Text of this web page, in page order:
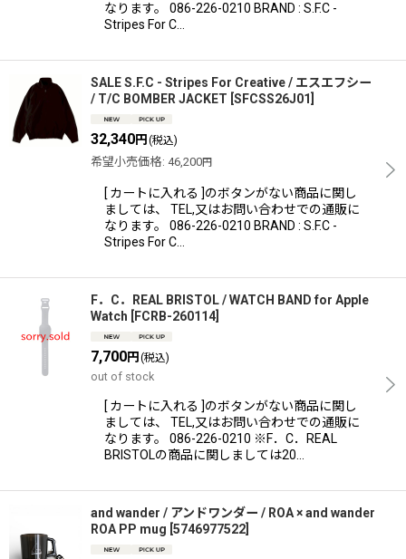
なります。 086-226-0210 BRAND : S.F.C -
Stripes For C…
SALE S.F.C - Stripes For Creative / エスエフシー
/ T/C BOMBER JACKET SFCSS26J01
32,340円 (税込)
希望小売価格: 46,200円
[ カートに入れる ]のボタンがない商品に関し
ましては、 TEL,又はお問い合わせでの通販に
なります。 086-226-0210 BRAND : S.F.C -
Stripes For C…
F．C．REAL BRISTOL / WATCH BAND for Apple
Watch
FCRB-260114
7,700円 (税込)
out of stock
[ カートに入れる ]のボタンがない商品に関し
ましては、 TEL,又はお問い合わせでの通販に
なります。 086-226-0210 ※F．C．REAL
BRISTOLの商品に関しましては20…
and wander / アンドワンダー / ROA × and wander
ROA PP mug 5746977522